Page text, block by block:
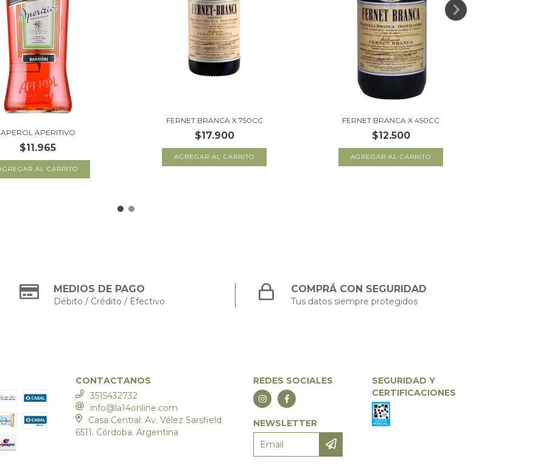
APEROL APERITIVO
$11.965
FERNET BRANCA X 750CC
$17.900
FERNET BRANCA X 450CC
$12.500
MEDIOS DE PAGO
Débito / Crédito / Efectivo
COMPRÁ CON SEGURIDAD
Tus datos siempre protegidos
CONTACTANOS
3515432732
info@la14online.com
Casa Central: Av. Vélez Sarsfield
6511. Córdoba. Argentina
REDES SOCIALES
NEWSLETTER
SEGURIDAD Y
CERTIFICACIONES